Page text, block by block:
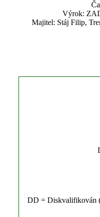
Výrok:
Majitel: Stáj Filip,
DD = Diskvalifikován